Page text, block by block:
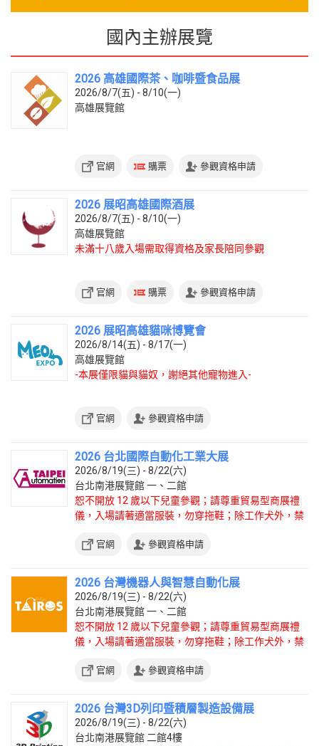
國內主辦展覽
2026 高雄國際茶、咖啡暨食品展
2026/8/7(五) - 8/10(一)
高雄展覽館
官網 購票 參觀資格申請
2026 展昭高雄國際酒展
2026/8/7(五) - 8/10(一)
高雄展覽館
未滿十八歲入場需取得資格及家長陪同參觀
官網 購票 參觀資格申請
2026 展昭高雄貓咪博覽會
2026/8/14(五) - 8/17(一)
高雄展覽館
-本展僅限貓與貓奴，謝絕其他寵物進入-
官網 參觀資格申請
2026 台北國際自動化工業大展
2026/8/19(三) - 8/22(六)
台北南港展覽館 一、二館
恕不開放 12 歲以下兒童參觀；請尊重貿易型商展禮
儀，入場請著適當服裝，勿穿拖鞋；除工作犬外，禁
官網 參觀資格申請
2026 台灣機器人與智慧自動化展
2026/8/19(三) - 8/22(六)
台北南港展覽館 一、二館
恕不開放 12 歲以下兒童參觀；請尊重貿易型商展禮
儀，入場請著適當服裝，勿穿拖鞋；除工作犬外，禁
官網 參觀資格申請
2026 台灣3D列印暨積層製造設備展
2026/8/19(三) - 8/22(六)
台北南港展覽館 二館4樓